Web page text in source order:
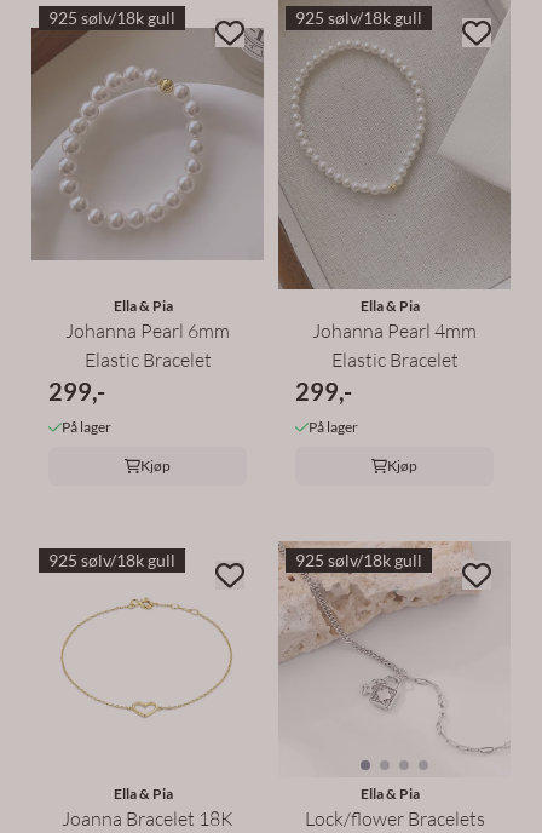
925 sølv/18k gull
Ella & Pia
Johanna Pearl 6mm
Elastic Bracelet
299,-
På lager
Kjøp
925 sølv/18k gull
Ella & Pia
Johanna Pearl 4mm
Elastic Bracelet
299,-
På lager
Kjøp
925 sølv/18k gull
Ella & Pia
Joanna Bracelet 18K
925 sølv/18k gull
Ella & Pia
Lock/flower Bracelets